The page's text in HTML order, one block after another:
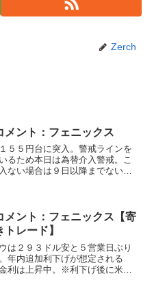
Zerch
メント：フェニックス
５５円台に突入。警戒ラインを
るため本日は為替介入警戒。こ
ない場合は９日以降までないと
ます。（昨日の世...
メント：フェニックス【寄
トレード】
は２９３ドル安と５営業日ぶり
年内追加利下げが想定される
利は上昇中。※利下げ後に米長